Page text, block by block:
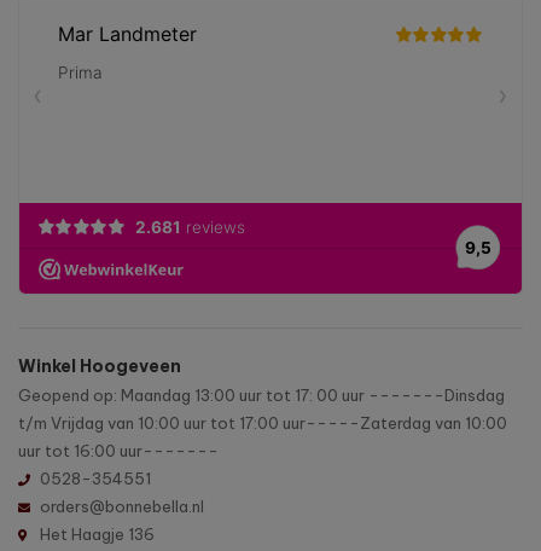
Winkel Hoogeveen
Geopend op: Maandag 13:00 uur tot 17: 00 uur -------Dinsdag
t/m Vrijdag van 10:00 uur tot 17:00 uur-----Zaterdag van 10:00
uur tot 16:00 uur-------
0528-354551
orders@bonnebella.nl
Het Haagje 136